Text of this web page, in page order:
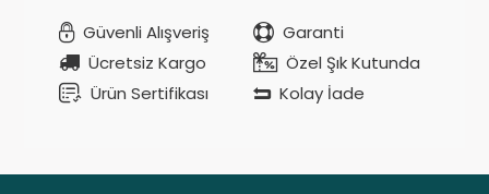
Güvenli Alışveriş
Garanti
Ücretsiz Kargo
Özel Şık Kutunda
Ürün Sertifikası
Kolay İade